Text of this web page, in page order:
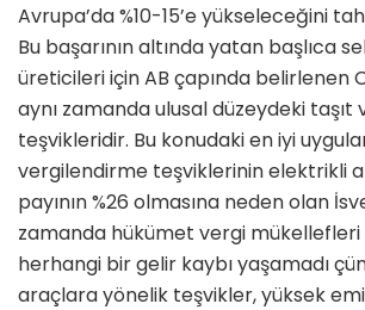
Avrupa’da %10-15’e yükseleceğini
Bu başarının altında yatan başlıca
üreticileri için AB çapında belirlenen
aynı zamanda ulusal düzeydeki
teşvikleridir. Bu konudaki en iyi
vergilendirme teşviklerinin elektrikli
payının %26 olmasına neden olan
zamanda hükümet vergi mükellefleri
herhangi bir gelir kaybı yaşamadı
araçlara yönelik teşvikler, yüksek